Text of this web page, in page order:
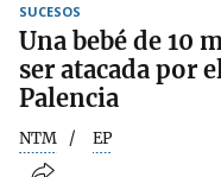
SUCESOS
Una bebé de 10
ser atacada por
Palencia
NTM EP